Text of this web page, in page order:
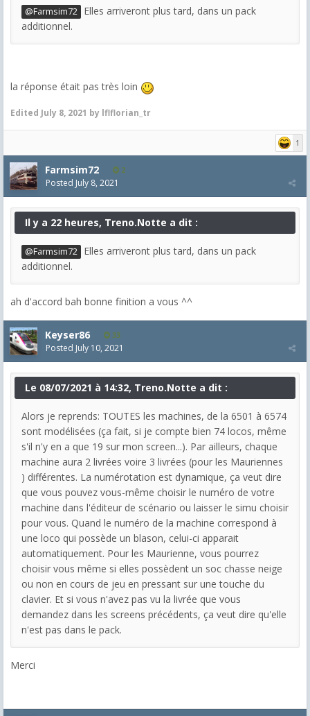
@Farmsim72 Elles arriveront plus tard, dans un pack
additionnel.
la réponse était pas très loin
Edited July 8, 2021 by lflflorian_tr
1
Farmsim72 2
Posted July 8, 2021
Il y a 22 heures, Treno.Notte a dit :
@Farmsim72 Elles arriveront plus tard, dans un pack
additionnel.
ah d'accord bah bonne finition a vous ^^
Keyser86 33
Posted July 10, 2021
Le 08/07/2021 à 14:32, Treno.Notte a dit :
Alors je reprends: TOUTES les machines, de la 6501 à 6574
sont modélisées (ça fait, si je compte bien 74 locos, même
s'il n'y en a que 19 sur mon screen...). Par ailleurs, chaque
machine aura 2 livrées voire 3 livrées (pour les Mauriennes
) différentes. La numérotation est dynamique, ça veut dire
que vous pouvez vous-même choisir le numéro de votre
machine dans l'éditeur de scénario ou laisser le simu choisir
pour vous. Quand le numéro de la machine correspond à
une loco qui possède un blason, celui-ci apparait
automatiquement. Pour les Maurienne, vous pourrez
choisir vous même si elles possèdent un soc chasse neige
ou non en cours de jeu en pressant sur une touche du
clavier. Et si vous n'avez pas vu la livrée que vous
demandez dans les screens précédents, ça veut dire qu'elle
n'est pas dans le pack.
Merci